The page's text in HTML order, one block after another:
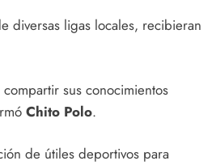
diversas ligas locales, recibieran
sus conocimientos
Chito Polo.
de útiles deportivos para